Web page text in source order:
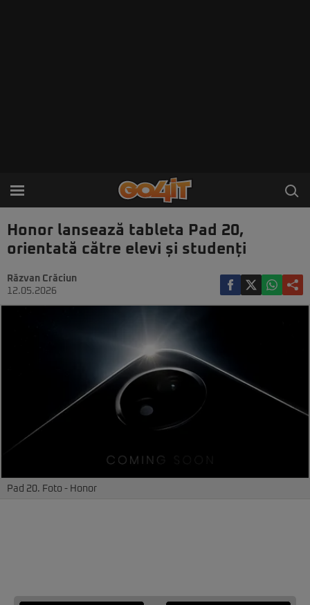
Honor lansează tableta Pad 20,
orientată către elevi și studenți
Răzvan Crăciun
12.05.2026
Pad 20. Foto - Honor